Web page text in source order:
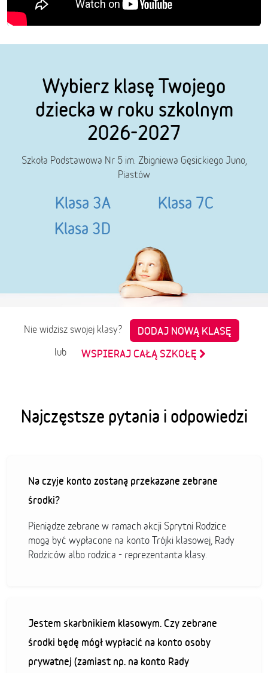
Wybierz klasę Twojego
dziecka w roku szkolnym
2026-2027
Szkoła Podstawowa Nr 5 im. Zbigniewa Gęsickiego Juno,
Piastów
Klasa 3A
Klasa 3D
Klasa 7C
Nie widzisz swojej klasy?
DODAJ NOWĄ KLASĘ
lub
WSPIERAJ CAŁĄ SZKOŁĘ
Najczęstsze pytania i odpowiedzi
Na czyje konto zostaną przekazane zebrane
środki?
Pieniądze zebrane w ramach akcji Sprytni Rodzice
mogą być wypłacone na konto Trójki klasowej, Rady
Rodziców albo rodzica - reprezentanta klasy.
Jestem skarbnikiem klasowym. Czy zebrane
środki będę mógł wypłacić na konto osoby
prywatnej (zamiast np. na konto Rady